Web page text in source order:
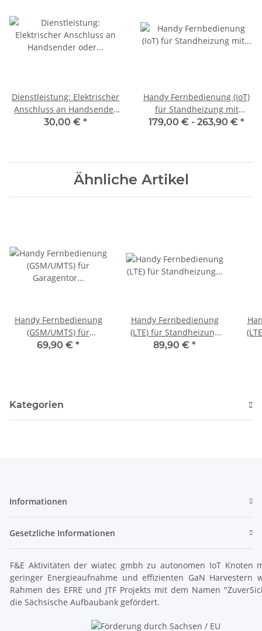
Dienstleistung: Elektrischer
Anschluss an Handsender
oder Uhr
30,00 € *
Handy Fernbedienung (IoT)
für Standheizung mit
Vorwahluhr 1530
179,00 € - 263,90 € *
Ähnliche Artikel
Handy Fernbedienung
(GSM/UMTS) für
Garagentor Einfahrtstor
69,90 € *
Handy Fernbedienung
(LTE) für Standheizung
Eberspächer TP41i
89,90 € *
Kategorien
Informationen
Gesetzliche Informationen
F&E Aktivitäten der wiatec gmbh zu autonomen IoT Knoten
geringer Energieaufnahme und effizienten GaN Harvestern
Rahmen des EFRE und JTF Projekts mit dem Namen
die Sächsische Aufbaubank gefördert.